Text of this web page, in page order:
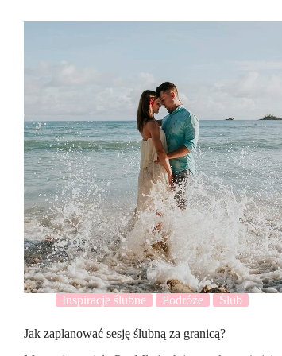
Inspiracje ślubne Podróże Ślub
Jak zaplanować sesję ślubną za granicą?